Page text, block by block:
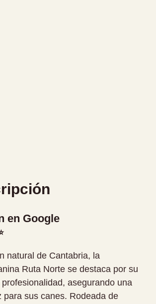
en Google
natural de Cantabria, la
Ruta Norte se destaca por su
asegurando una
para sus canes. Rodeada de